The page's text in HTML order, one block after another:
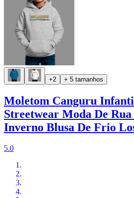
+2 + 5 tamanhos
Moletom Canguru
Streetwear Moda De
Inverno Blusa De Frio
5.0